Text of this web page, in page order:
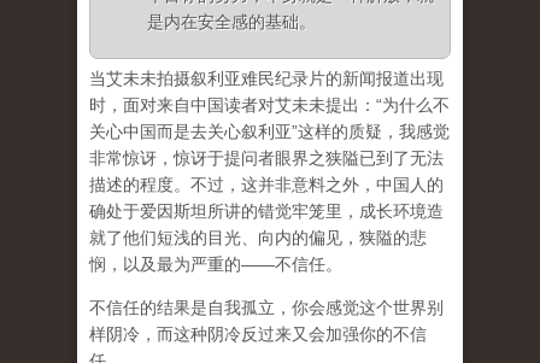
是内在安全感的基础。
当艾未未拍摄叙利亚难民纪录片的新闻报道出现
时，面对来自中国读者对艾未未提出：“为什么不
关心中国而是去关心叙利亚”这样的质疑，我感觉
非常惊讶，惊讶于提问者眼界之狭隘已到了无法
描述的程度。不过，这并非意料之外，中国人的
确处于爱因斯坦所讲的错觉牢笼里，成长环境造
就了他们短浅的目光、向内的偏见，狭隘的悲
悯，以及最为严重的——不信任。
不信任的结果是自我孤立，你会感觉这个世界别
样阴冷，而这种阴冷反过来又会加强你的不信